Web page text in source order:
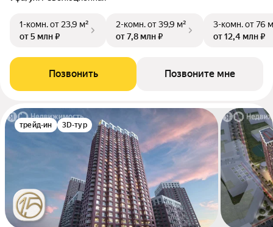
1-комн.от 23,9 м²
от 5 млн ₽
2-комн.от 39,9 м²
от 7,8 млн ₽
3-комн.от 76
от 12,4 млн ₽
Позвонить Позвоните мне
трейд-ин 3D-тур